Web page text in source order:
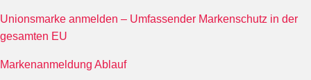
Unionsmarke anmelden – Umfassender Markenschutz in der
gesamten EU
Markenanmeldung Ablauf